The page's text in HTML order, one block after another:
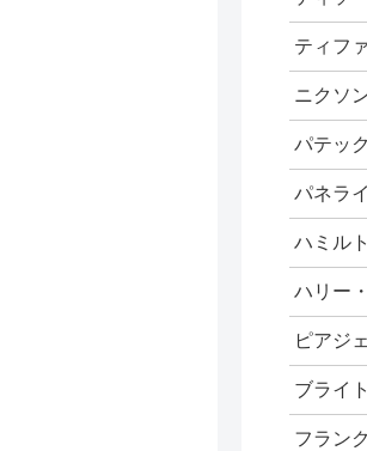
ティフ
ニクソ
パテッ
パネライ
ハミル
ハリー
ピアジェ
ブライ
フラン